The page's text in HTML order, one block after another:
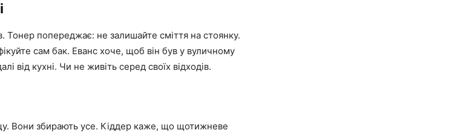
Тонер попереджає: не залишайте сміття на стоянку.
сам бак. Еванс хоче, щоб він був у вуличному
від кухні. Чи не живіть серед своїх відходів.
Вони збирають усе. Кіддер каже, що щотижневе